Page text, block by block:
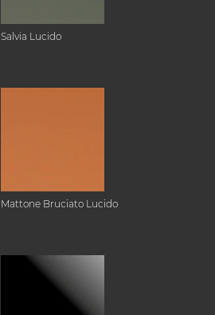
Salvia Lucido
Mattone Bruciato Lucido